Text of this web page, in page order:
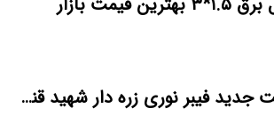
قیمت جدید فیبر نوری زره دار شهید قندی یزد